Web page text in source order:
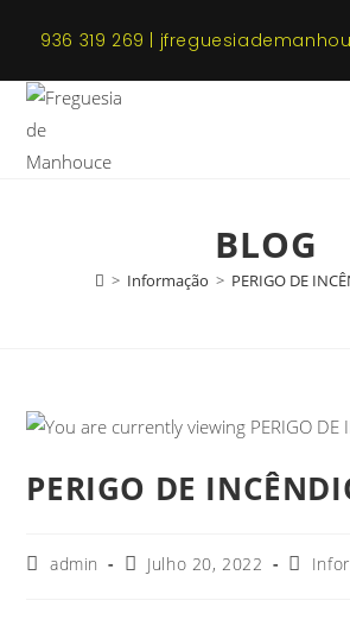
936 319 269 |
BLOG
> Informação > PERIGO DE
PERIGO DE
admin Julho 20, 2022